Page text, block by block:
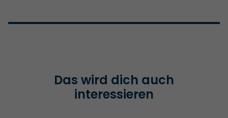
Das wird dich auch
interessieren